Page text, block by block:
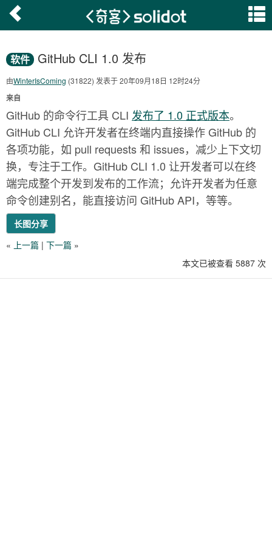
软件 GitHub CLI 1.0 发布
由WinterIsComing (31822) 发表于 20年09月18日 12时24分
来自
GitHub 的命令行工具 CLI 发布了 1.0 正式版本。
GitHub CLI 允许开发者在终端内直接操作 GitHub 的
各项功能，如 pull requests 和 issues，减少上下文切
换，专注于工作。GitHub CLI 1.0 让开发者可以在终
端完成整个开发到发布的工作流；允许开发者为任意
命令创建别名，能直接访问 GitHub API，等等。
长图分享
« 上一篇 | 下一篇 »
本文已被查看 5887 次